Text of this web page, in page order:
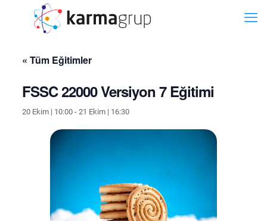
« Tüm Eğitimler
FSSC 22000 Versiyon 7 Eğitimi
20 Ekim | 10:00- 21 Ekim | 16:30